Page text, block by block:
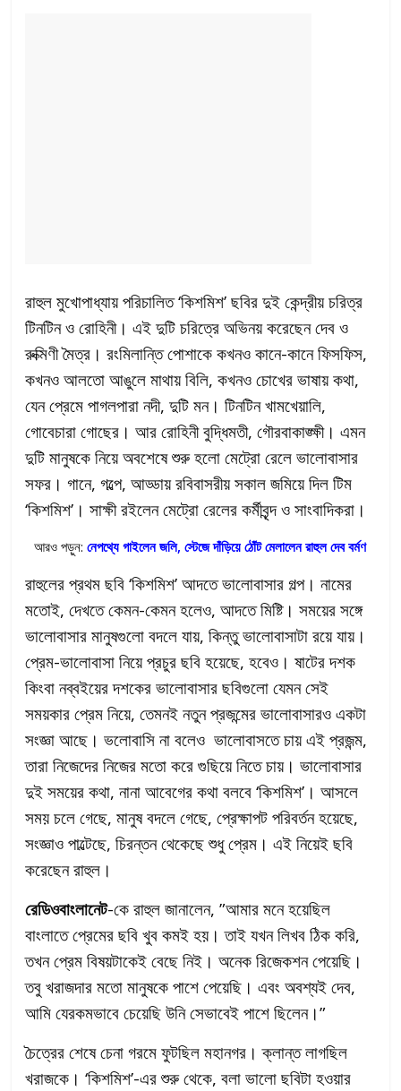
রাহুল মুখোপাধ্যায় পরিচালিত ‘কিশমিশ’ ছবির দুই কেন্দ্রীয় চরিত্র
টিনটিন ও রোহিনী। এই দুটি চরিত্রে অভিনয় করেছেন দেব ও
রুক্মিণী মৈত্র। রংমিলান্তি পোশাকে কখনও কানে-কানে ফিসফিস,
কখনও আলতো আঙুলে মাথায় বিলি, কখনও চোখের ভাষায় কথা,
যেন প্রেমে পাগলপারা নদী, দুটি মন। টিনটিন খামখেয়ালি,
গোবেচারা গোছের। আর রোহিনী বুদ্ধিমতী, গৌরবাকাঙ্ক্ষী। এমন
দুটি মানুষকে নিয়ে অবশেষে শুরু হলো মেট্রো রেলে ভালোবাসার
সফর। গানে, গল্পে, আড্ডায় রবিবাসরীয় সকাল জমিয়ে দিল টিম
‘কিশমিশ’। সাক্ষী রইলেন মেট্রো রেলের কর্মীবৃন্দ ও সাংবাদিকরা।
আরও পড়ুন:নেপথ্যে গাইলেন জলি, স্টেজে দাঁড়িয়ে ঠোঁট মেলালেন রাহুল দেব বর্মণ
রাহুলের প্রথম ছবি ‘কিশমিশ’ আদতে ভালোবাসার গল্প। নামের
মতোই, দেখতে কেমন-কেমন হলেও, আদতে মিষ্টি। সময়ের সঙ্গে
ভালোবাসার মানুষগুলো বদলে যায়, কিন্তু ভালোবাসাটা রয়ে যায়।
প্রেম-ভালোবাসা নিয়ে প্রচুর ছবি হয়েছে, হবেও। ষাটের দশক
কিংবা নব্বইয়ের দশকের ভালোবাসার ছবিগুলো যেমন সেই
সময়কার প্রেম নিয়ে, তেমনই নতুন প্রজন্মের ভালোবাসারও একটা
সংজ্ঞা আছে। ভলোবাসি না বলেও ভালোবাসতে চায় এই প্রজন্ম,
তারা নিজেদের নিজের মতো করে গুছিয়ে নিতে চায়। ভালোবাসার
দুই সময়ের কথা, নানা আবেগের কথা বলবে ‘কিশমিশ’। আসলে
সময় চলে গেছে, মানুষ বদলে গেছে, প্রেক্ষাপট পরিবর্তন হয়েছে,
সংজ্ঞাও পাল্টেছে, চিরন্তন থেকেছে শুধু প্রেম। এই নিয়েই ছবি
করেছেন রাহুল।
রেডিওবাংলানেট-কে রাহুল জানালেন, ”আমার মনে হয়েছিল
বাংলাতে প্রেমের ছবি খুব কমই হয়। তাই যখন লিখব ঠিক করি,
তখন প্রেম বিষয়টাকেই বেছে নিই। অনেক রিজেকশন পেয়েছি।
তবু খরাজদার মতো মানুষকে পাশে পেয়েছি। এবং অবশ্যই দেব,
আমি যেরকমভাবে চেয়েছি উনি সেভাবেই পাশে ছিলেন।”
চৈত্রের শেষে চেনা গরমে ফুটছিল মহানগর। ক্লান্ত লাগছিল
খরাজকে। ‘কিশমিশ’-এর শুরু থেকে, বলা ভালো ছবিটা হওয়ার